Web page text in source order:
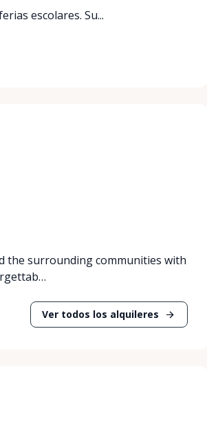
escolares. Su...
the surrounding communities with
Ver todos los alquileres